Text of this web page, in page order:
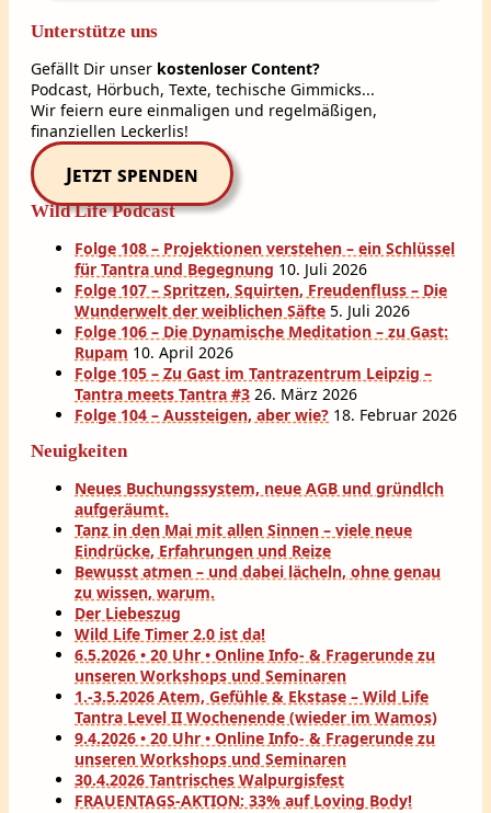
Unterstütze uns
Gefällt Dir unser kostenloser Content?
Podcast, Hörbuch, Texte, techische Gimmicks...
Wir feiern eure einmaligen und regelmäßigen,
finanziellen Leckerlis!
Jetzt spenden
Wild Life Podcast
Folge 108 – Projektionen verstehen – ein Schlüssel
für Tantra und Begegnung 10. Juli 2026
Folge 107 – Spritzen, Squirten, Freudenfluss – Die
Wunderwelt der weiblichen Säfte 5. Juli 2026
Folge 106 – Die Dynamische Meditation – zu Gast:
Rupam 10. April 2026
Folge 105 – Zu Gast im Tantrazentrum Leipzig –
Tantra meets Tantra #3 26. März 2026
Folge 104 – Aussteigen, aber wie? 18. Februar 2026
Neuigkeiten
Neues Buchungssystem, neue AGB und gründlch
aufgeräumt.
Tanz in den Mai mit allen Sinnen – viele neue
Eindrücke, Erfahrungen und Reize
Bewusst atmen – und dabei lächeln, ohne genau
zu wissen, warum.
Der Liebeszug
Wild Life Timer 2.0 ist da!
6.5.2026 • 20 Uhr • Online Info- & Fragerunde zu
unseren Workshops und Seminaren
1.-3.5.2026 Atem, Gefühle & Ekstase – Wild Life
Tantra Level II Wochenende (wieder im Wamos)
9.4.2026 • 20 Uhr • Online Info- & Fragerunde zu
unseren Workshops und Seminaren
30.4.2026 Tantrisches Walpurgisfest
FRAUENTAGS-AKTION: 33% auf Loving Body!